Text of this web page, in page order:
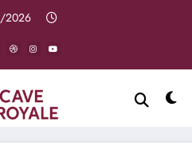
2026